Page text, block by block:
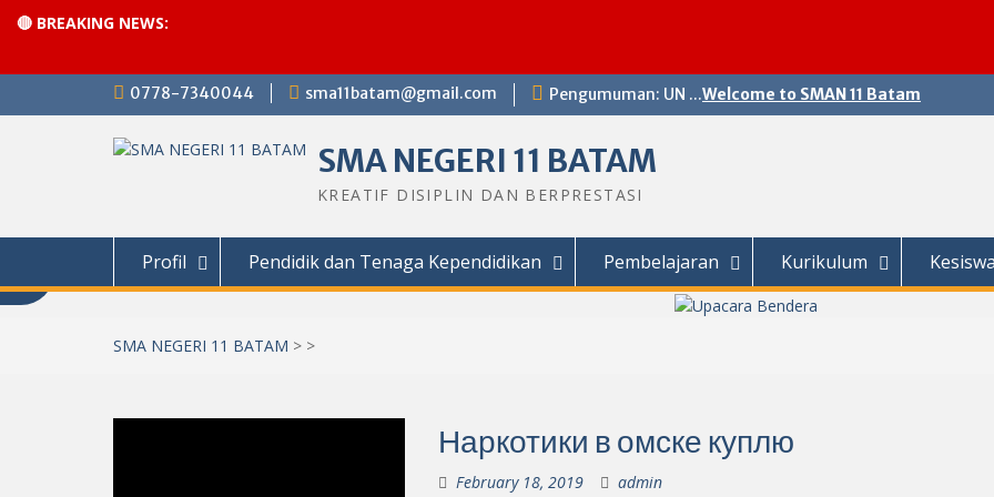
🔴 BREAKING NEWS:
0778-7340044 sma11batam@gmail.com Pengumuman: UN ...Welcome to SMAN 11 Batam
SMA NEGERI 11 BATAM
KREATIF DISIPLIN DAN BERPRESTASI
Profil Pendidik dan Tenaga Kependidikan Pembelajaran Kurikulum
SMA NEGERI 11 BATAM > >
Наркотики в омске куплю
February 18, 2019 admin